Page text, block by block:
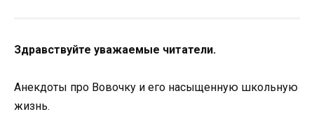
Здравствуйте уважаемые читатели.
Анекдоты про Вовочку и его насыщенную школьную
жизнь.